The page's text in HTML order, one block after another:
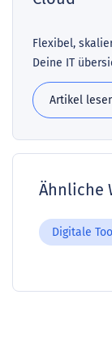
Flexibel,
Deine IT
Artikel
Ähnliche
Digitale